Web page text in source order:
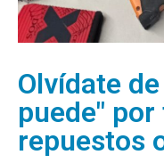
Olvídate
puede"
repuestos